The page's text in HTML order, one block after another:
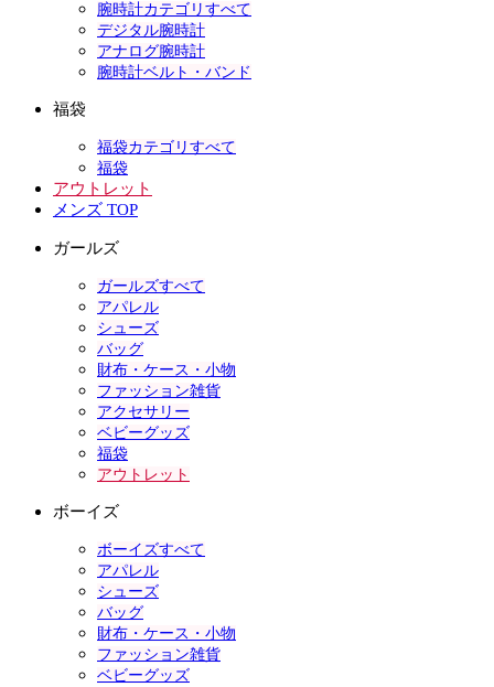
腕時計カテゴリすべて
デジタル腕時計
アナログ腕時計
腕時計ベルト・バンド
福袋
福袋カテゴリすべて
福袋
アウトレット
メンズ TOP
ガールズ
ガールズすべて
アパレル
シューズ
バッグ
財布・ケース・小物
ファッション雑貨
アクセサリー
ベビーグッズ
福袋
アウトレット
ボーイズ
ボーイズすべて
アパレル
シューズ
バッグ
財布・ケース・小物
ファッション雑貨
ベビーグッズ